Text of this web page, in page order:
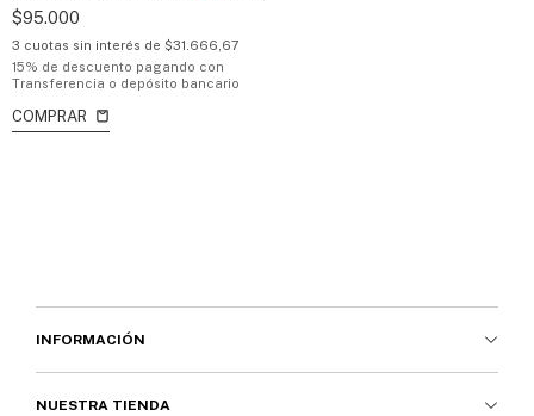
$95.000
3 cuotas sin interés de $31.666,67
15% de descuento pagando con
Transferencia o depósito bancario
COMPRAR
INFORMACIÓN
NUESTRA TIENDA